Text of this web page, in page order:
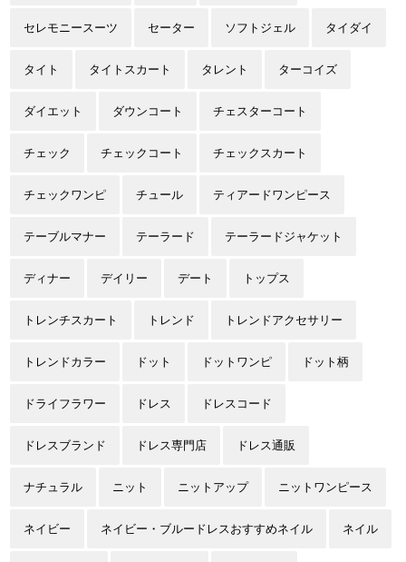
セレモニースーツ セーター ソフトジェル タイダイ
タイト タイトスカート タレント ターコイズ
ダイエット ダウンコート チェスターコート
チェック チェックコート チェックスカート
チェックワンピ チュール ティアードワンピース
テーブルマナー テーラード テーラードジャケット
ディナー デイリー デート トップス
トレンチスカート トレンド トレンドアクセサリー
トレンドカラー ドット ドットワンピ ドット柄
ドライフラワー ドレス ドレスコード
ドレスブランド ドレス専門店 ドレス通販
ナチュラル ニット ニットアップ ニットワンピース
ネイビー ネイビー・ブルードレスおすすめネイル ネイル